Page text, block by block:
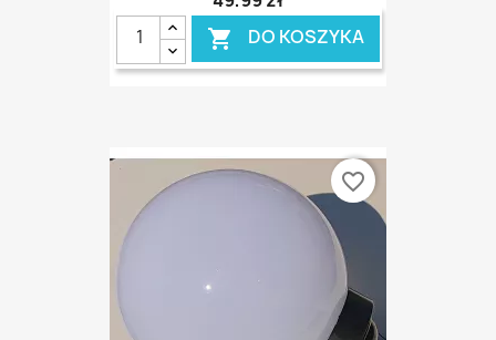
 DO KOSZYKA
favorite_border